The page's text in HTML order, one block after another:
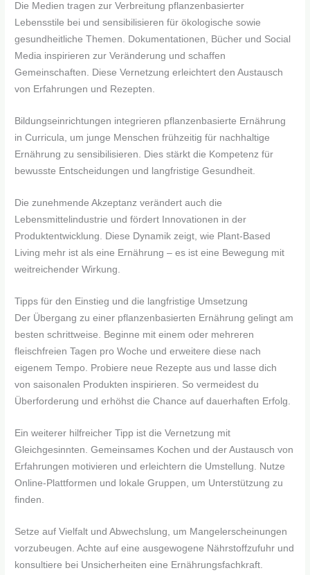
Die Medien tragen zur Verbreitung pflanzenbasierter
Lebensstile bei und sensibilisieren für ökologische sowie
gesundheitliche Themen. Dokumentationen, Bücher und Social
Media inspirieren zur Veränderung und schaffen
Gemeinschaften. Diese Vernetzung erleichtert den Austausch
von Erfahrungen und Rezepten.
Bildungseinrichtungen integrieren pflanzenbasierte Ernährung
in Curricula, um junge Menschen frühzeitig für nachhaltige
Ernährung zu sensibilisieren. Dies stärkt die Kompetenz für
bewusste Entscheidungen und langfristige Gesundheit.
Die zunehmende Akzeptanz verändert auch die
Lebensmittelindustrie und fördert Innovationen in der
Produktentwicklung. Diese Dynamik zeigt, wie Plant-Based
Living mehr ist als eine Ernährung – es ist eine Bewegung mit
weitreichender Wirkung.
Tipps für den Einstieg und die langfristige Umsetzung
Der Übergang zu einer pflanzenbasierten Ernährung gelingt am
besten schrittweise. Beginne mit einem oder mehreren
fleischfreien Tagen pro Woche und erweitere diese nach
eigenem Tempo. Probiere neue Rezepte aus und lasse dich
von saisonalen Produkten inspirieren. So vermeidest du
Überforderung und erhöhst die Chance auf dauerhaften Erfolg.
Ein weiterer hilfreicher Tipp ist die Vernetzung mit
Gleichgesinnten. Gemeinsames Kochen und der Austausch von
Erfahrungen motivieren und erleichtern die Umstellung. Nutze
Online-Plattformen und lokale Gruppen, um Unterstützung zu
finden.
Setze auf Vielfalt und Abwechslung, um Mangelerscheinungen
vorzubeugen. Achte auf eine ausgewogene Nährstoffzufuhr und
konsultiere bei Unsicherheiten eine Ernährungsfachkraft.